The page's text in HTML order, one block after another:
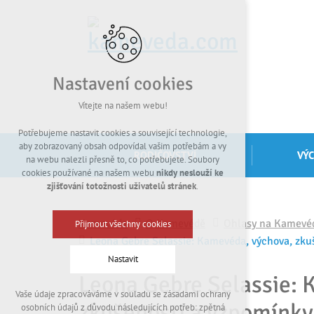
RODIČOVSTVÍ
Kamevéda O Kamevédě
Ohlasy na
Leona Gebre Selassie: Kamevéda, výchova,
Leona Gebre Selassie:
Nastavení cookies
Vítejte na našem webu!
Potřebujeme nastavit cookies a související technologie,
aby zobrazovaný obsah odpovídal vašim potřebám a vy
na webu nalezli přesně to, co potřebujete. Soubory
cookies používané na našem webu nikdy neslouží ke
zjišťování totožnosti uživatelů stránek.
Přijmout všechny cookies
Nastavit
Technická cookies
Vaše údaje zpracováváme v souladu se zásadami ochrany
osobních údajů z důvodu následujících potřeb: zpětná